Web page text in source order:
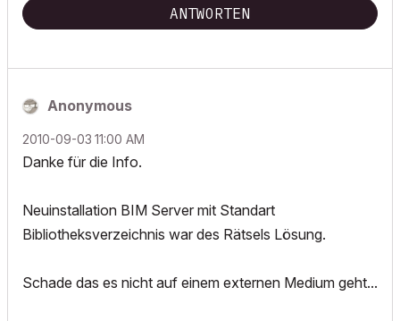
ANTWORTEN
Anonymous
‎2010-09-03 11:00 AM
Danke für die Info.
Neuinstallation BIM Server mit Standart
Bibliotheksverzeichnis war des Rätsels Lösung.
Schade das es nicht auf einem externen Medium geht...